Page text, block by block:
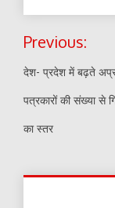
Post
Previous:
देश- प्रदेश में बढ़ते
पत्रकारों की संख्या से
का स्तर